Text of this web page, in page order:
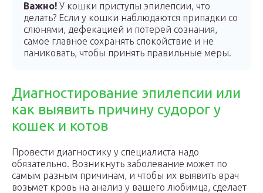
Важно! У кошки приступы эпилепсии, что
делать? Если у кошки наблюдаются припадки со
слюнями, дефекацией и потерей сознания,
самое главное сохранять спокойствие и не
паниковать, чтобы принять правильные меры.
Диагностирование эпилепсии или
как выявить причину судорог у
кошек и котов
Провести диагностику у специалиста надо
обязательно. Возникнуть заболевание может по
самым разным причинам, и чтобы их выявить врач
возьмет кровь на анализ у вашего любимца, сделает